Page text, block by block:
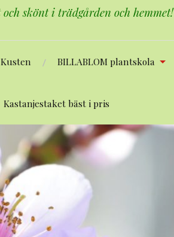
skönt i trädgården och hemmet!
BILLABLOM plantskola
Kastanjestaket bäst i pris